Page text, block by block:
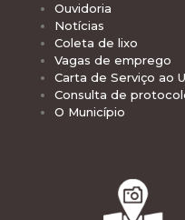
Ouvidoria
Notícias
Coleta de lixo
Vagas de emprego
Carta de Serviço ao
Consulta de
O Município